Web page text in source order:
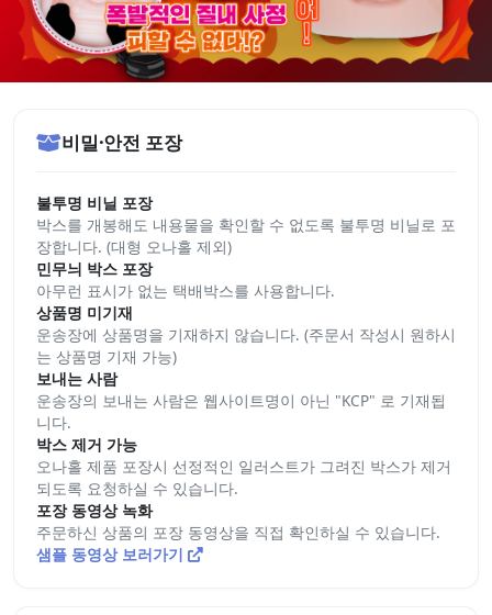
비밀·안전 포장
불투명 비닐 포장
박스를 개봉해도 내용물을 확인할 수 없도록 불투명 비닐로 포
장합니다. (대형 오나홀 제외)
민무늬 박스 포장
아무런 표시가 없는 택배박스를 사용합니다.
상품명 미기재
운송장에 상품명을 기재하지 않습니다. (주문서 작성시 원하시
는 상품명 기재 가능)
보내는 사람
운송장의 보내는 사람은 웹사이트명이 아닌 "KCP" 로 기재됩
니다.
박스 제거 가능
오나홀 제품 포장시 선정적인 일러스트가 그려진 박스가 제거
되도록 요청하실 수 있습니다.
포장 동영상 녹화
주문하신 상품의 포장 동영상을 직접 확인하실 수 있습니다.
샘플 동영상 보러가기